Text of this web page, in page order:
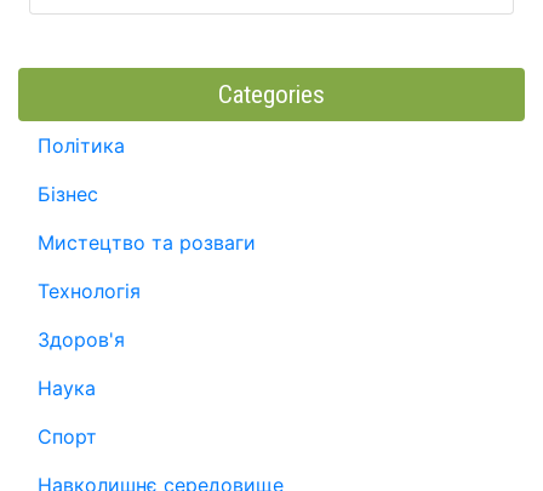
Categories
Політика
Бізнес
Мистецтво та розваги
Технологія
Здоров'я
Наука
Спорт
Навколишнє середовище